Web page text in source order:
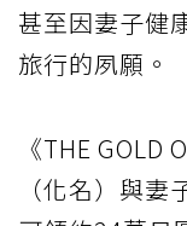
甚至因妻子健
旅行的夙願。
《THE GOLD
（化名）與